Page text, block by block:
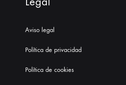
Aviso legal
Política de privacidad
Política de cookies